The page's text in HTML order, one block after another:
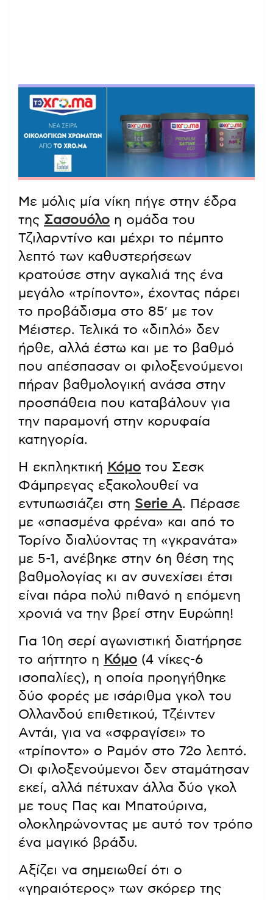
Με μόλις μία νίκη πήγε στην έδρα
της Σασουόλο η ομάδα του
Τζιλαρντίνο και μέχρι το πέμπτο
λεπτό των καθυστερήσεων
κρατούσε στην αγκαλιά της ένα
μεγάλο «τρίποντο», έχοντας πάρει
το προβάδισμα στο 85′ με τον
Μέιστερ. Τελικά το «διπλό» δεν
ήρθε, αλλά έστω και με το βαθμό
που απέσπασαν οι φιλοξενούμενοι
πήραν βαθμολογική ανάσα στην
προσπάθεια που καταβάλουν για
την παραμονή στην κορυφαία
κατηγορία.
Η εκπληκτική Κόμο του Σεσκ
Φάμπρεγας εξακολουθεί να
εντυπωσιάζει στη Serie A. Πέρασε
με «σπασμένα φρένα» και από το
Τορίνο διαλύοντας τη «γκρανάτα»
με 5-1, ανέβηκε στην 6η θέση της
βαθμολογίας κι αν συνεχίσει έτσι
είναι πάρα πολύ πιθανό η επόμενη
χρονιά να την βρεί στην Ευρώπη!
Για 10η σερί αγωνιστική διατήρησε
το αήττητο η Κόμο (4 νίκες-6
ισοπαλίες), η οποία προηγήθηκε
δύο φορές με ισάριθμα γκολ του
Ολλανδού επιθετικού, Τζέιντεν
Αντάι, για να «σφραγίσει» το
«τρίποντο» ο Ραμόν στο 72ο λεπτό.
Οι φιλοξενούμενοι δεν σταμάτησαν
εκεί, αλλά πέτυχαν άλλα δύο γκολ
με τους Πας και Μπατούρινα,
ολοκληρώνοντας με αυτό τον τρόπο
ένα μαγικό βράδυ.
Αξίζει να σημειωθεί ότι ο
«γηραιότερος» των σκόρερ της